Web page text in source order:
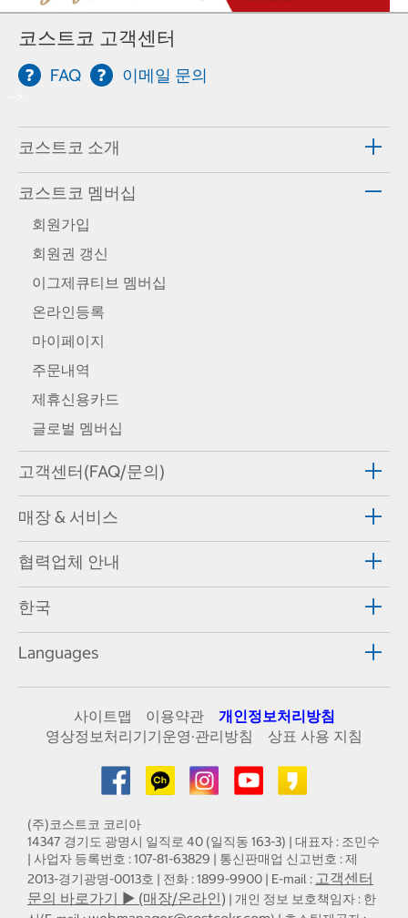
코스트코 고객센터
FAQ 이메일 문의
코스트코 소개
코스트코 멤버십
회원가입
회원권 갱신
이그제큐티브 멤버십
온라인등록
마이페이지
주문내역
제휴신용카드
글로벌 멤버십
고객센터(FAQ/문의)
매장 & 서비스
협력업체 안내
한국
Languages
사이트맵 이용약관
개인정보처리방침
영상정보처리기기운영·관리방침
상표 사용 지침
(주)코스트코 코리아
14347 경기도 광명시 일직로 40 (일직동 163-3) | 대표자 : 조민수
| 사업자 등록번호 : 107-81-63829 | 통신판매업 신고번호 : 제
2013-경기광명-0013호 | 전화 : 1899-9900 | E-mail : 고객센터
문의 바로가기 ▶ (매장/온라인) | 개인 정보 보호책임자 : 한